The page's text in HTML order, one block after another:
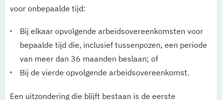
voor onbepaalde tijd:
Bij elkaar opvolgende arbeidsovereenkomsten voor
bepaalde tijd die, inclusief tussenpozen, een periode
van meer dan 36 maanden beslaan; of
Bij de vierde opvolgende arbeidsovereenkomst.
Een uitzondering die blijft bestaan is de eerste